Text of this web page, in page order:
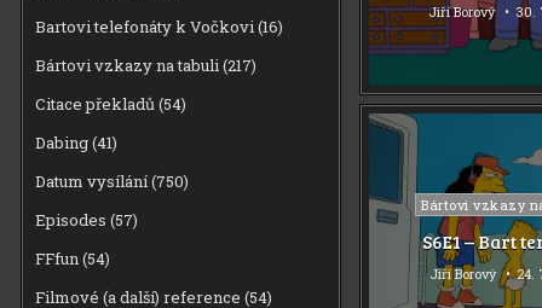
Bartovi telefonáty k Vočkovi(16)
Bártovi vzkazy na tabuli(217)
Citace překladů(54)
Dabing(41)
Datum vysílání(750)
Episodes (57)
FFfun(54)
Filmové (a další) reference (54)
Jiří Borový 30.
Posted
in
Bártovi vzkazy
S6E1 – Bart
Jiří Borový 24.